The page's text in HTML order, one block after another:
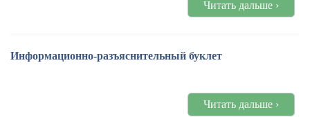
Читать дальше ›
Информационно-разъяснительный буклет
Читать дальше ›